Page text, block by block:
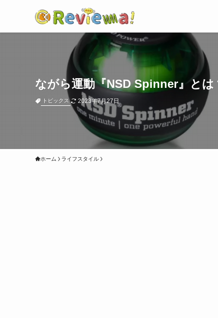
ながら運動『NSD Spinner』と
トピックス 2023年7月27日
ホーム ライフスタイル